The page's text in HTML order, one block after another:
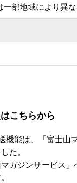
部地域により異な
こちらから
機能は、「富士山
た。
ガジンサービス」